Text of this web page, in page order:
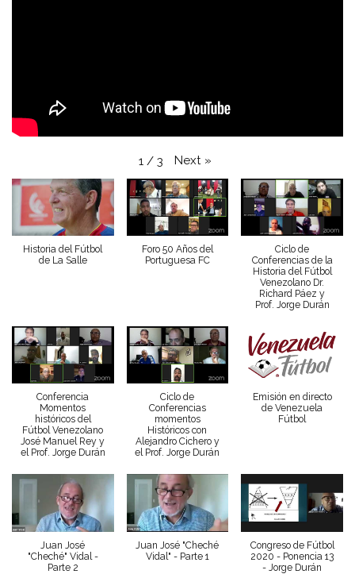
1 / 3 Next »
Historia del Fútbol
de La Salle
Foro 50 Años del
Portuguesa FC
Ciclo de
Conferencias de la
Historia del Fútbol
Venezolano Dr.
Richard Páez y
Prof. Jorge Durán
Conferencia
Momentos
históricos del
Fútbol Venezolano
José Manuel Rey y
el Prof. Jorge Durán
Ciclo de
Conferencias
momentos
Históricos con
Alejandro Cichero y
el Prof. Jorge Durán
Emisión en directo
de Venezuela
Fútbol
Juan José
"Cheché" Vidal -
Parte 2
Juan José "Cheché
Vidal" - Parte 1
Congreso de Fútbol
2020 - Ponencia 13
- Jorge Durán